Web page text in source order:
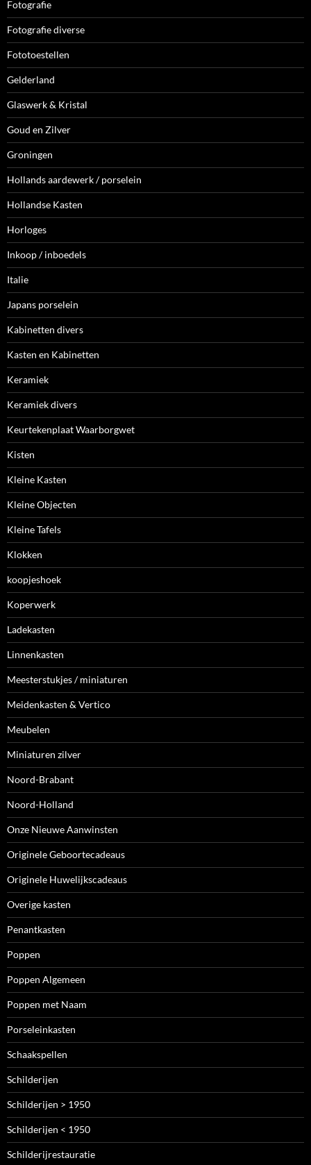
Fotografie
Fotografie diverse
Fototoestellen
Gelderland
Glaswerk & Kristal
Goud en Zilver
Groningen
Hollands aardewerk / porselein
Hollandse Kasten
Horloges
Inkoop / inboedels
Italie
Japans porselein
Kabinetten divers
Kasten en Kabinetten
Keramiek
Keramiek divers
Keurtekenplaat Waarborgwet
Kisten
Kleine Kasten
Kleine Objecten
Kleine Tafels
Klokken
koopjeshoek
Koperwerk
Ladekasten
Linnenkasten
Meesterstukjes / miniaturen
Meidenkasten & Vertico
Meubelen
Miniaturen zilver
Noord-Brabant
Noord-Holland
Onze Nieuwe Aanwinsten
Originele Geboortecadeaus
Originele Huwelijkscadeaus
Overige kasten
Penantkasten
Poppen
Poppen Algemeen
Poppen met Naam
Porseleinkasten
Schaakspellen
Schilderijen
Schilderijen > 1950
Schilderijen < 1950
Schilderijrestauratie